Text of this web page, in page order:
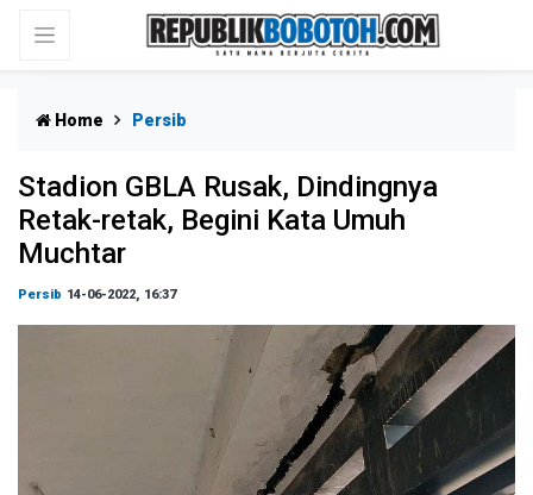
Home Persib
Stadion GBLA Rusak, Dindingnya
Retak-retak, Begini Kata Umuh
Muchtar
Persib 14-06-2022, 16:37